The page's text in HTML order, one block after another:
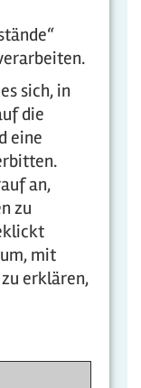
sich, in
die
eine
an,
zu
mit
erklären,